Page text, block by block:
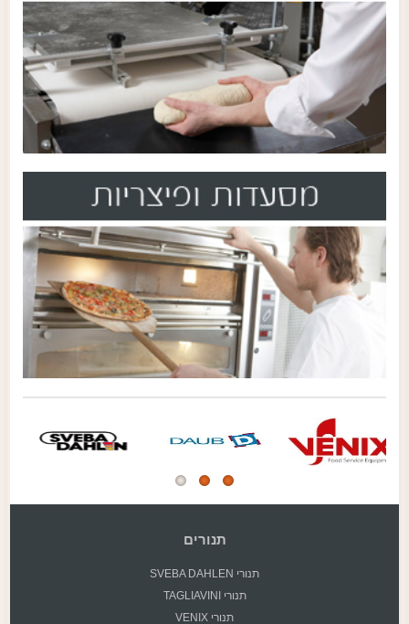
תנורים
תנורי SVEBA DAHLEN
תנורי TAGLIAVINI
תנורי VENIX